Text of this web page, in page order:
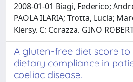
2008-01-01 Biagi, Federico;
PAOLA ILARIA; Trotta, Lucia;
Klersy, C; Corazza, GINO
A gluten-free diet score
dietary compliance in
coeliac disease.